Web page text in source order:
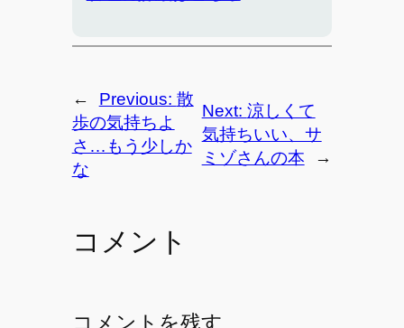
← Previous: 散
歩の気持ちよ
さ…もう少しか
な
Next: 涼しくて
気持ちいい、サ
ミゾさんの本
→
コメント
コメントを残す